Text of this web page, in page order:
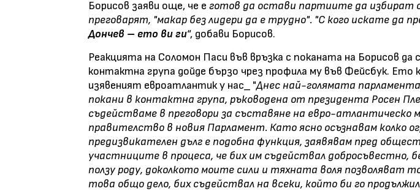
Борисов заяви още, че е готов да остави партиите да избират
преговарят, "макар без лидери да е трудно". "С кого искате да
Дончев –ето ви ги“, добави Борисов.
Реакцията на Соломон Паси във връзка с поканата на Борисов да
контактна група дойде бързо чрез профила му във Фейсбук. Ето
изявеният евроатлантик у нас_ "Днес най-голямата
покани в контактна група, ръководена от президента Росен
съдействаме в преговори за съставяне на евро-атлантическо
правителство в новия Парламент. Като ясно осъзнавам колко
предизвикателен дълг е подобна функция, заявявам пред
участниците в процеса, че бих им съдействал добросъвестно,
ползу роду, доколкото моите сили и тяхната воля позволяват
това общо дело, бих съдействал на всеки, който би го продължил